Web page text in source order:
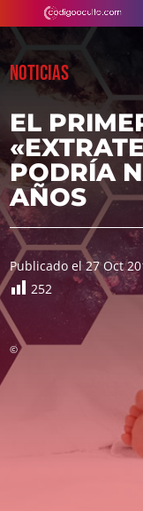
NOTICIAS
EL
PODRÍA
AÑOS
Publicado el 27 Oct
252
©